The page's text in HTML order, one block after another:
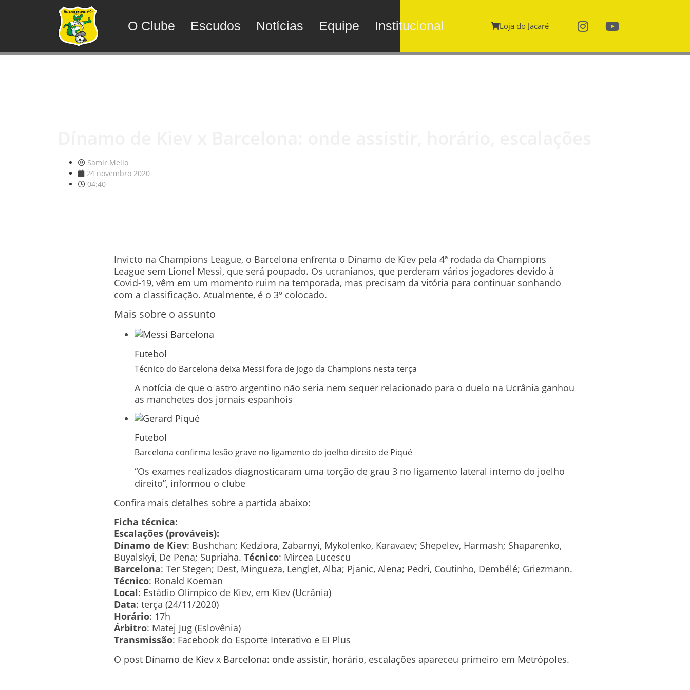
O Clube Escudos Notícias Equipe Institucional Loja do Jacaré
Samir Mello
24 novembro 2020
04:40
Invicto na Champions League, o Barcelona enfrenta o Dínamo de Kiev pela 4ª rodada da Champions
League sem Lionel Messi, que será poupado. Os ucranianos, que perderam vários jogadores devido à
Covid-19, vêm em um momento ruim na temporada, mas precisam da vitória para continuar sonhando
com a classificação. Atualmente, é o 3º colocado.
Mais sobre o assunto
Futebol
Técnico do Barcelona deixa Messi fora de jogo da Champions nesta terça
A notícia de que o astro argentino não seria nem sequer relacionado para o duelo na Ucrânia ganhou
as manchetes dos jornais espanhois
Futebol
Barcelona confirma lesão grave no ligamento do joelho direito de Piqué
“Os exames realizados diagnosticaram uma torção de grau 3 no ligamento lateral interno do joelho
direito”, informou o clube
Confira mais detalhes sobre a partida abaixo:
Ficha técnica:
Escalações (prováveis):
Dínamo de Kiev: Bushchan; Kedziora, Zabarnyi, Mykolenko, Karavaev; Shepelev, Harmash; Shaparenko,
Buyalskyi, De Pena; Supriaha. Técnico: Mircea Lucescu
Barcelona: Ter Stegen; Dest, Mingueza, Lenglet, Alba; Pjanic, Alena; Pedri, Coutinho, Dembélé; Griezmann.
Técnico: Ronald Koeman
Local: Estádio Olímpico de Kiev, em Kiev (Ucrânia)
Data: terça (24/11/2020)
Horário: 17h
Árbitro: Matej Jug (Eslovênia)
Transmissão: Facebook do Esporte Interativo e EI Plus
O post Dínamo de Kiev x Barcelona: onde assistir, horário, escalações apareceu primeiro em Metrópoles.